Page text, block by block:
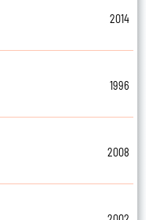
2014
1996
2008